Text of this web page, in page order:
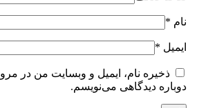
نام *
ایمیل *
ذخیره نام، ایمیل و وبسایت من در
دوباره دیدگاهی می‌نویسم.